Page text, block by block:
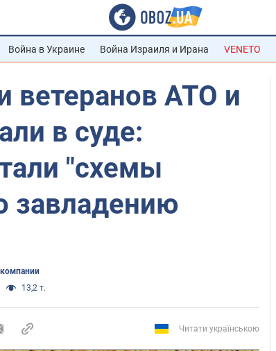
Война в Украине Война Израиля и Ирана VENETO
ветеранов АТО и
в суде:
"схемы
завладению
13,2 т.
Читати українською